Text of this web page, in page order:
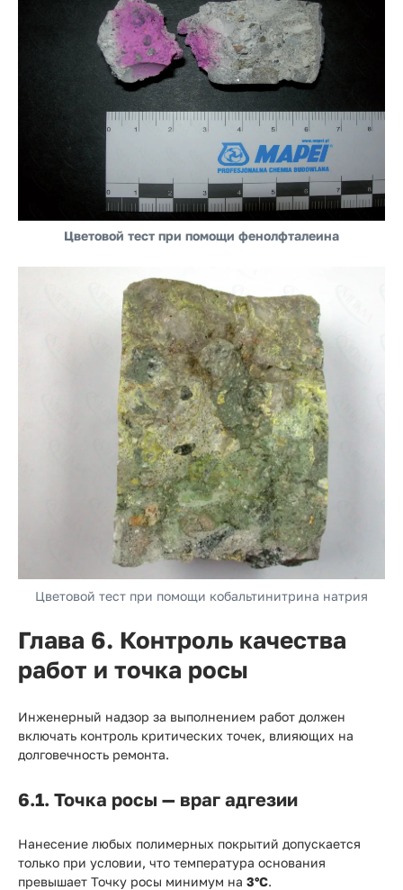
Цветовой тест при помощи фенолфталеина
Цветовой тест при помощи кобальтинитрина натрия
Глава 6. Контроль качества
работ и точка росы
Инженерный надзор за выполнением работ должен
включать контроль критических точек, влияющих на
долговечность ремонта.
6.1. Точка росы — враг адгезии
Нанесение любых полимерных покрытий допускается
только при условии, что температура основания
превышает Точку росы минимум на 3°C.